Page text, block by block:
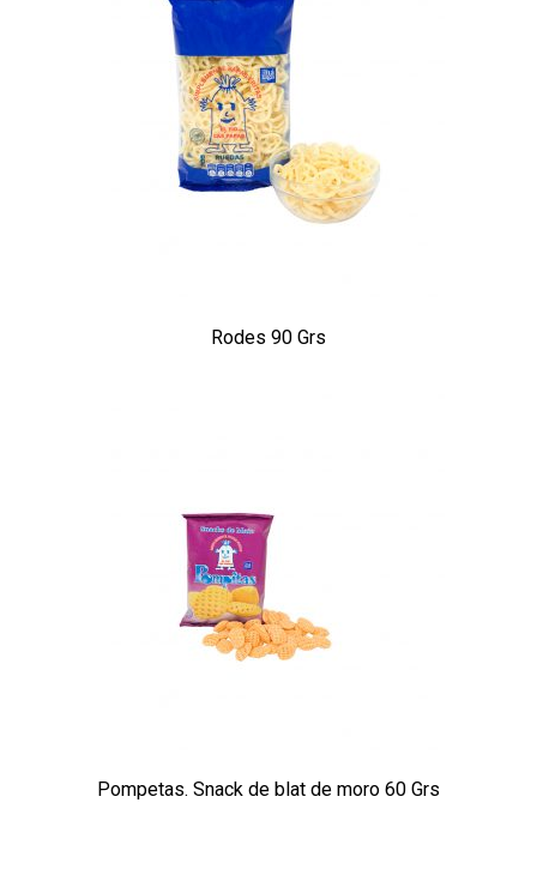
Rodes 90 Grs
Pompetas. Snack de blat de moro 60 Grs